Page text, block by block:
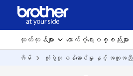
ထုတ်ကုန်များ ထောက်ပံ့ရေးပစ္စည်းများ
အိမ် သုံးစွဲသူ ဝန်ဆောင်မှု နှင့် အကူအညီ